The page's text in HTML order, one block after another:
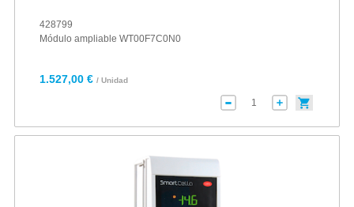
428799
Módulo ampliable WT00F7C0N0
1.527,00 € / Unidad